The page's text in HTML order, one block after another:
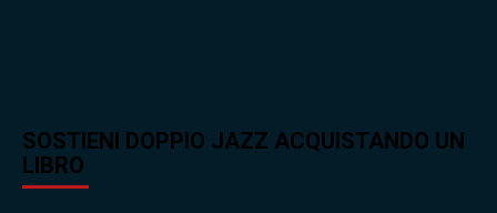
SOSTIENI DOPPIO JAZZ ACQUISTANDO UN
LIBRO